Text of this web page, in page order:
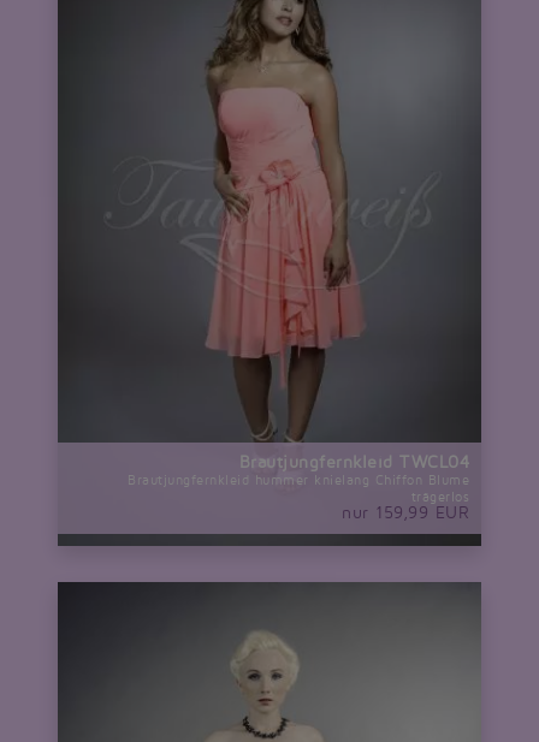
Brautjungfernkleid TWCL04
Brautjungfernkleid hummer knielang Chiffon Blume
trägerlos
nur 159,99 EUR